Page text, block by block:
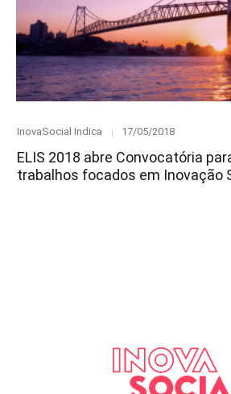
Category
InovaSocial Indica
Posted
17/05/2018
ELIS 2018 abre Convocatória
trabalhos focados em Inovação